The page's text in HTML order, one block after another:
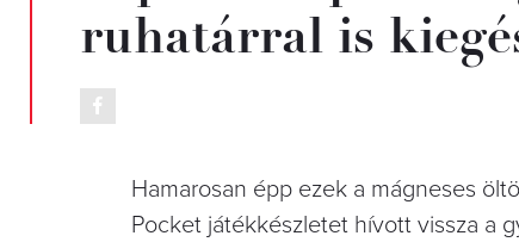
ruhatárral is
Hamarosan épp ezek a mágneses
Pocket játékkészletet hívott vissza a